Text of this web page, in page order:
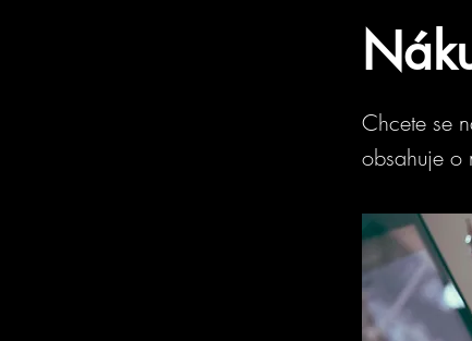
Chcete se
obsahuje o